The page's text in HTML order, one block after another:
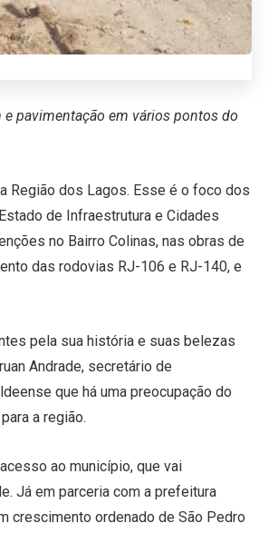
e pavimentação em vários pontos do
Região dos Lagos. Esse é o foco dos
de Infraestrutura e Cidades
no Bairro Colinas, nas obras de
das rodovias RJ-106 e RJ-140, e
pela sua história e suas belezas
Andrade, secretário de
que há uma preocupação do
a região.
ao município, que vai
Já em parceria com a prefeitura
crescimento ordenado de São Pedro